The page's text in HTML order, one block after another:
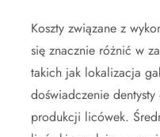
Koszty związane z
się znacznie różnić w
takich jak lokalizacja
doświadczenie
produkcji licówek.